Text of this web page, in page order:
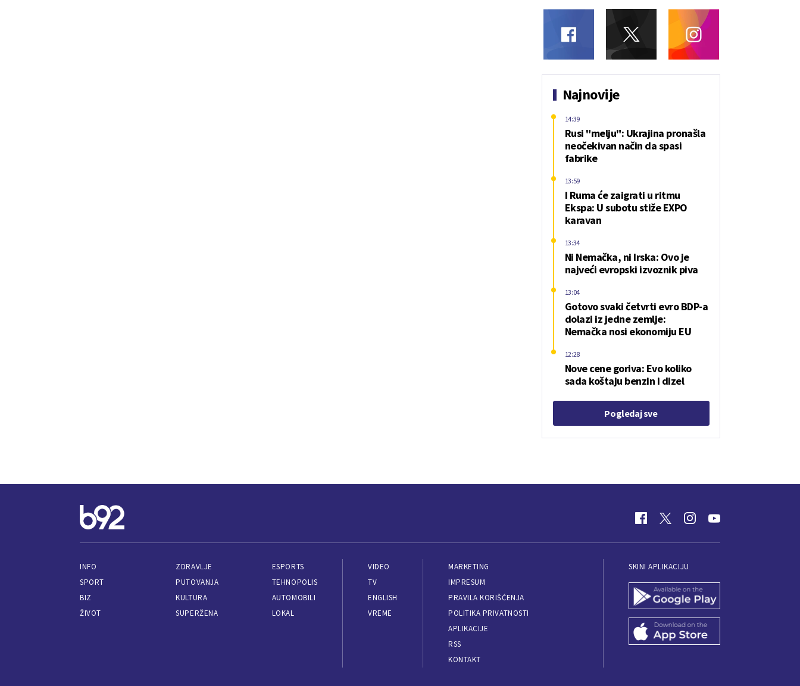
Najnovije
Rusi "melju": Ukrajina pronašla
neočekivan način da spasi
fabrike
14:39
I Ruma će zaigrati u ritmu
Ekspa: U subotu stiže EXPO
karavan
13:59
Ni Nemačka, ni Irska: Ovo je
najveći evropski izvoznik piva
13:34
Gotovo svaki četvrti evro BDP-a
dolazi iz jedne zemlje:
Nemačka nosi ekonomiju EU
13:04
Nove cene goriva: Evo koliko
sada koštaju benzin i dizel
12:28
Pogledaj sve
INFO
SPORT
BIZ
ŽIVOT
ZDRAVLJE
PUTOVANJA
KULTURA
SUPERŽENA
ESPORTS
TEHNOPOLIS
AUTOMOBILI
LOKAL
VIDEO
TV
ENGLISH
VREME
MARKETING
IMPRESUM
PRAVILA KORIŠĆENJA
POLITIKA PRIVATNOSTI
APLIKACIJE
RSS
KONTAKT
SKINI APLIKACIJU